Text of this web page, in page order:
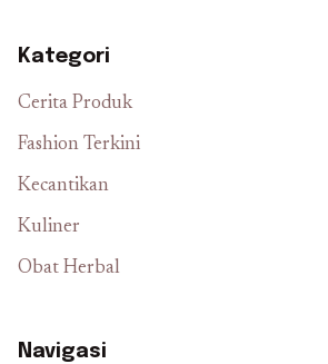
Kategori
Cerita Produk
Fashion Terkini
Kecantikan
Kuliner
Obat Herbal
Navigasi